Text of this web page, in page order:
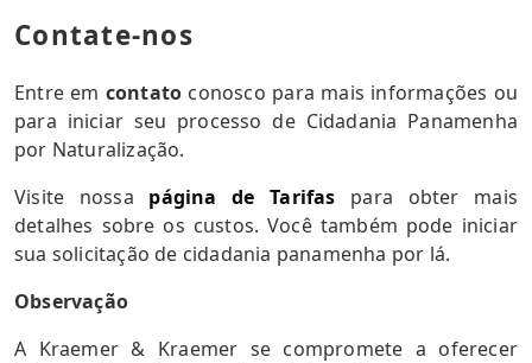
Contate-nos
Entre em contato conosco para mais informações ou
para iniciar seu processo de Cidadania Panamenha
por Naturalização.
Visite nossa página de Tarifas para obter mais
detalhes sobre os custos. Você também pode iniciar
sua solicitação de cidadania panamenha por lá.
Observação
A Kraemer & Kraemer se compromete a oferecer